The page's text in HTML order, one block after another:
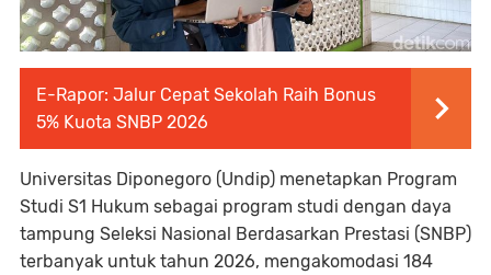
E-Rapor: Jalur Cepat Sekolah Raih Bonus
5% Kuota SNBP 2026
Universitas Diponegoro (Undip) menetapkan Program
Studi S1 Hukum sebagai program studi dengan daya
tampung Seleksi Nasional Berdasarkan Prestasi (SNBP)
terbanyak untuk tahun 2026, mengakomodasi 184